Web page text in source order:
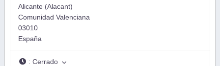
Alicante (Alacant)
Comunidad Valenciana
03010
España
:Cerrado